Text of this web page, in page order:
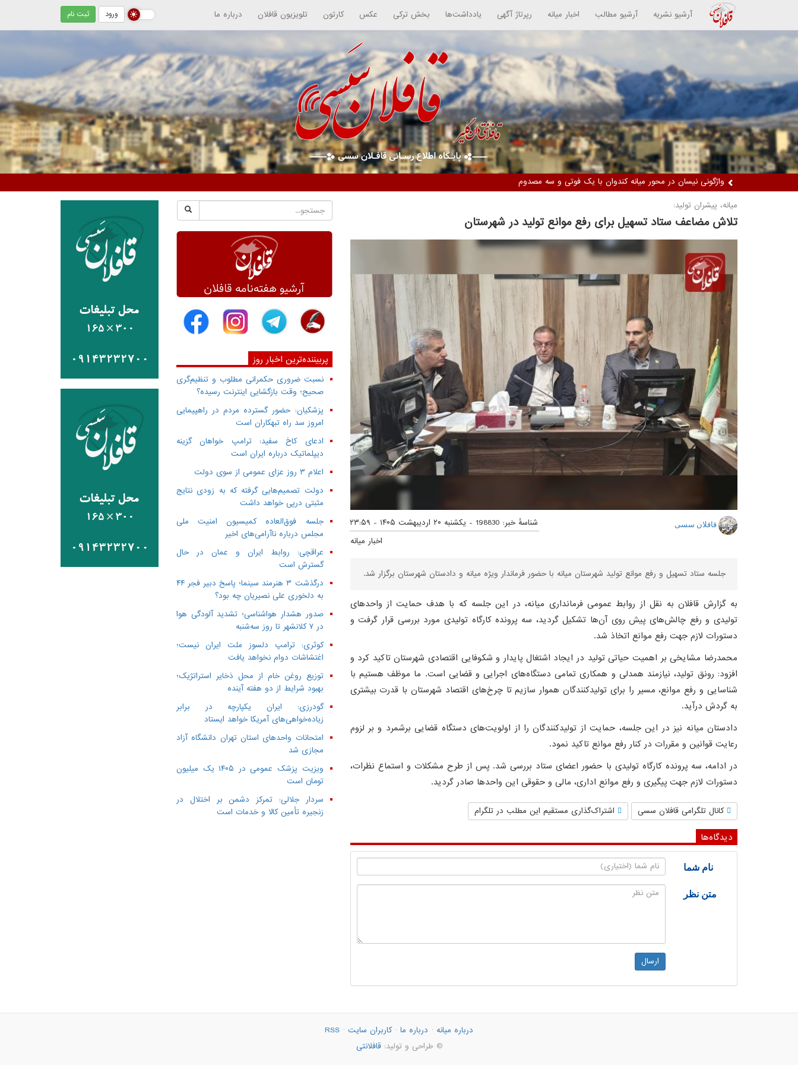
ورود ثبت نام آرشیو نشریه آرشیو مطالب اخبار میانه رپرتاژ آگهی یادداشت‌ها بخش ترکی عکس کارتون تلویزیون قافلان درباره ما
میانه، پیشران تولید:
تلاش مضاعف ستاد تسهیل برای رفع موانع تولید در شهرستان
قافلان سسی شناسهٔ خبر: 198830 -
یکشنبه ۲۰ اردیبهشت ۱۴۰۵ - ۲۳:۵۹
اخبار میانه
جلسه ستاد تسهیل و رفع موانع تولید شهرستان میانه با حضور فرماندار ویژه میانه و دادستان شهرستان برگزار شد.
به گزارش قافلان به نقل از روابط عمومی فرمانداری میانه، در این جلسه که با هدف حمایت از واحدهای
تولیدی و رفع چالش‌های پیش روی آن‌ها تشکیل گردید، سه پرونده کارگاه تولیدی مورد بررسی قرار گرفت و
دستورات لازم جهت رفع موانع اتخاذ شد.
محمدرضا مشایخی بر اهمیت حیاتی تولید در ایجاد اشتغال پایدار و شکوفایی اقتصادی شهرستان تاکید کرد و
افزود: رونق تولید، نیازمند همدلی و همکاری تمامی دستگاه‌های اجرایی و قضایی است. ما موظف هستیم با
شناسایی و رفع موانع، مسیر را برای تولیدکنندگان هموار سازیم تا چرخ‌های اقتصاد شهرستان با قدرت بیشتری
به گردش درآید.
دادستان میانه نیز در این جلسه، حمایت از تولیدکنندگان را از اولویت‌های دستگاه قضایی برشمرد و بر لزوم
رعایت قوانین و مقررات در کنار رفع موانع تاکید نمود.
در ادامه، سه پرونده کارگاه تولیدی با حضور اعضای ستاد بررسی شد. پس از طرح مشکلات و استماع نظرات،
دستورات لازم جهت پیگیری و رفع موانع اداری، مالی و حقوقی این واحدها صادر گردید.
کانال تلگرامی قافلان سسی اشتراک‌گذاری مستقیم این مطلب در تلگرام
دیدگاه‌ها
نام شما
متن نظر
ارسال
پربیننده‌ترین اخبار روز
نسبت ضروری حکمرانی مطلوب و تنظیم‌گری
صحیح؛ وقت بازگشایی اینترنت رسیده؟
پزشکیان: حضور گسترده مردم در راهپیمایی
امروز سد راه تبهکاران است
ادعای کاخ سفید: ترامپ خواهان گزینه
دیپلماتیک درباره ایران است
اعلام ۳ روز عزای عمومی از سوی دولت
دولت تصمیم‌هایی گرفته که به زودی نتایج
مثبتی درپی خواهد داشت
جلسه فوق‌العاده کمیسیون امنیت ملی
مجلس درباره ناآرامی‌های اخیر
عراقچی: روابط ایران و عمان در حال
گسترش است
درگذشت ۳ هنرمند سینما؛ پاسخ دبیر فجر ۴۴
به دلخوری علی نصیریان چه بود؟
صدور هشدار هواشناسی؛ تشدید آلودگی هوا
در ۷ کلانشهر تا روز سه‌شنبه
کوثری: ترامپ دلسوز ملت ایران نیست؛
اغتشاشات دوام نخواهد یافت
توزیع روغن خام از محل ذخایر استراتژیک؛
بهبود شرایط از دو هفته آینده
گودرزی: ایران یکپارچه در برابر
زیاده‌خواهی‌های آمریکا خواهد ایستاد
امتحانات واحدهای استان تهران دانشگاه آزاد
مجازی شد
ویزیت پزشک عمومی در ۱۴۰۵ یک میلیون
تومان است
سردار جلالی: تمرکز دشمن بر اختلال در
زنجیره تأمین کالا و خدمات است
درباره میانه · درباره ما ·کاربران سایت ·
RSS
© طراحی و تولید:قافلانتی